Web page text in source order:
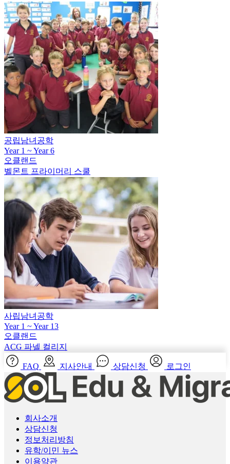
공립남녀공학
Year 1 ~ Year 6
오클랜드
벨몬트 프라이머리 스쿨
사립남녀공학
Year 1 ~ Year 13
오클랜드
ACG 파넬 컬리지
FAQ 지사안내 상담신청 로그인
상담신청
정보처리방침
유학/이민 뉴스
이용약관